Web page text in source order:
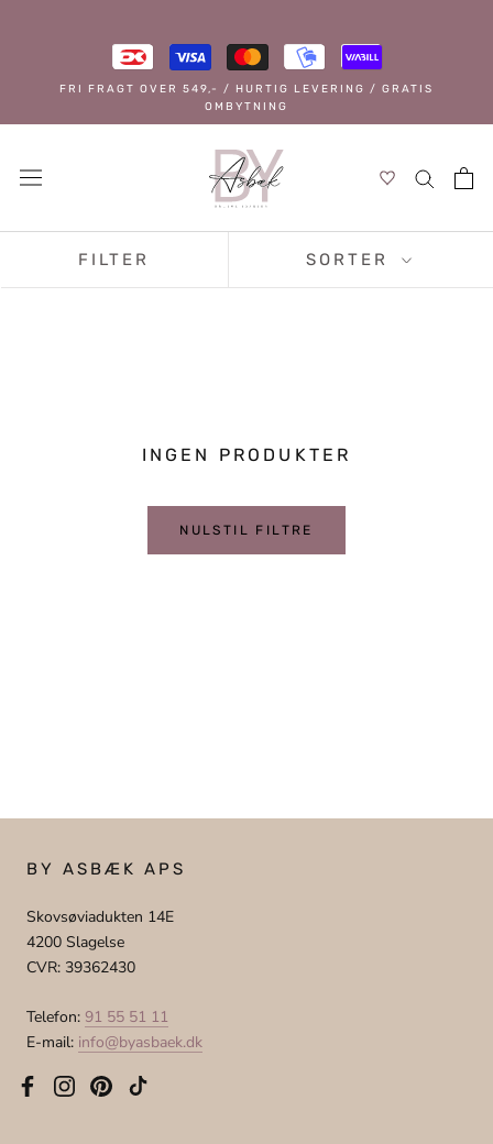
FRI FRAGT OVER 549,- / HURTIG LEVERING / GRATIS
OMBYTNING
FILTER SORTER
INGEN PRODUKTER
NULSTIL FILTRE
BY ASBÆK APS
Skovsøviadukten 14E
4200 Slagelse
CVR: 39362430
Telefon: 91 55 51 11
E-mail: info@byasbaek.dk